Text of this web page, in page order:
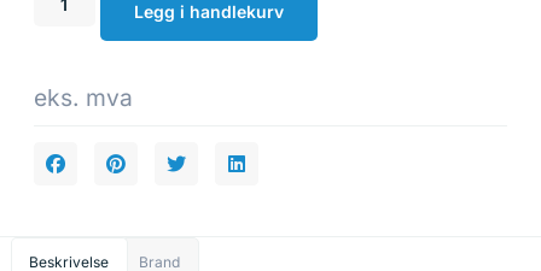
Legg i handlekurv
eks. mva
Beskrivelse Brand